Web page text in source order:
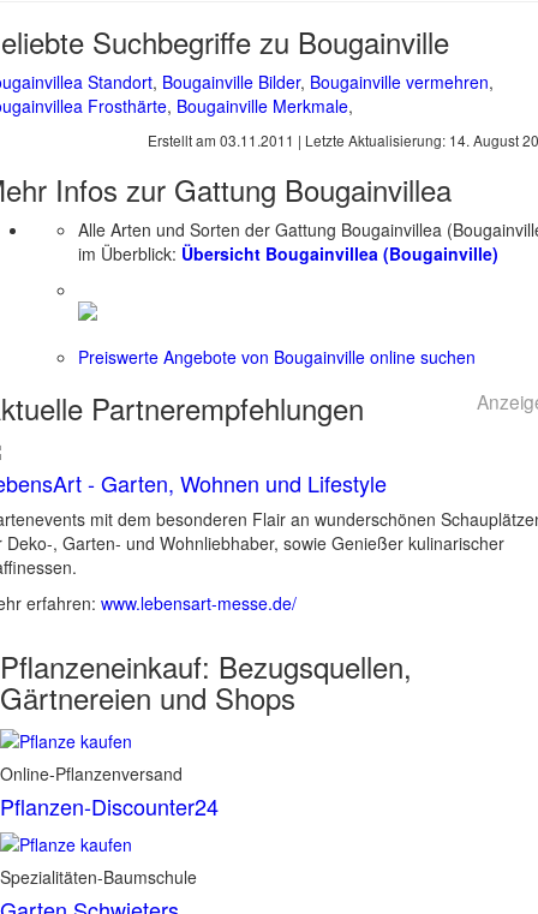
Suchbegriffe zu Bougainville
Standort, Bougainville Bilder, Bougainville vermehren,
Frosthärte, Bougainville Merkmale,
Erstellt am 03.11.2011 | Letzte Aktualisierung: 14. August
Infos zur Gattung Bougainvillea
Alle Arten und Sorten der Gattung Bougainvillea
im Überblick: Übersicht Bougainvillea (Bougainville)
Preiswerte Angebote von Bougainville online suchen
Partnerempfehlungen
- Garten, Wohnen und Lifestyle
mit dem besonderen Flair an wunderschönen
Deko-, Garten- und Wohnliebhaber, sowie Genießer kulinarischer
erfahren: www.lebensart-messe.de/
Pflanzeneinkauf: Bezugsquellen,
Gärtnereien und Shops
Online-Pflanzenversand
Pflanzen-Discounter24
Spezialitäten-Baumschule